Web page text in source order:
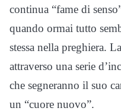
continua “fame di
quando ormai tutto
stessa nella preghiera.
attraverso una serie
che segneranno il suo
un “cuore nuovo”.